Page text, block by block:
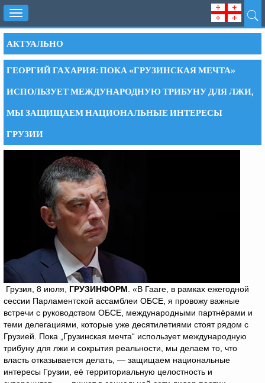
Toggle
navigation
АКТУАЛЬНО
ГЕОРГИЙ ГАХАРИЯ: ПОКА «ГРУЗИНСКАЯ МЕЧТА»
ИСПОЛЬЗУЕТ МЕЖДУНАРОДНУЮ ТРИБУНУ ДЛЯ ЛЖИ,
МЫ ЗАЩИЩАЕМ НАЦИОНАЛЬНЫЕ ИНТЕРЕСЫ
ГРУЗИИ
Грузия, 8 июля, ГРУЗИНФОРМ . «В Гааге, в рамках ежегодной
сессии Парламентской ассамблеи ОБСЕ, я провожу важные
встречи с руководством ОБСЕ, международными партнёрами и
теми делегациями, которые уже десятилетиями стоят рядом с
Грузией. Пока „Грузинская мечта“ использует международную
трибуну для лжи и сокрытия реальности, мы делаем то, что
власть отказывается делать, — защищаем национальные
интересы Грузии, её территориальную целостность и